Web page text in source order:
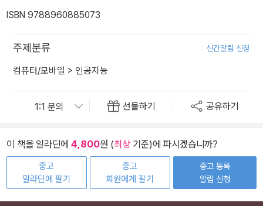
ISBN 9788960885073
주제분류 신간알림 신청
컴퓨터/모바일 > 인공지능
선물하기 공유하기
이 책을 알라딘에 4,800원 (최상기준)에 파시겠습니까?
중고
알라딘에 팔기
중고
회원에게 팔기
중고 등록
알림 신청